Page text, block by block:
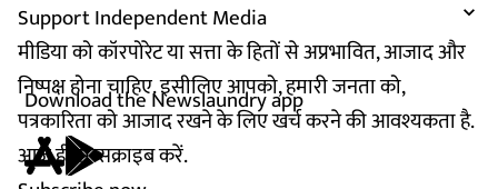
Support Independent Media
मीडिया को कॉरपोरेट या सत्ता के हितों से अप्रभावित, आजाद और
निष्पक्ष होना चाहिए. इसीलिए आपको, हमारी जनता को,
पत्रकारिता को आजाद रखने के लिए खर्च करने की आवश्यकता है.
आज ही सब्सक्राइब करें.
Download the Newslaundry app